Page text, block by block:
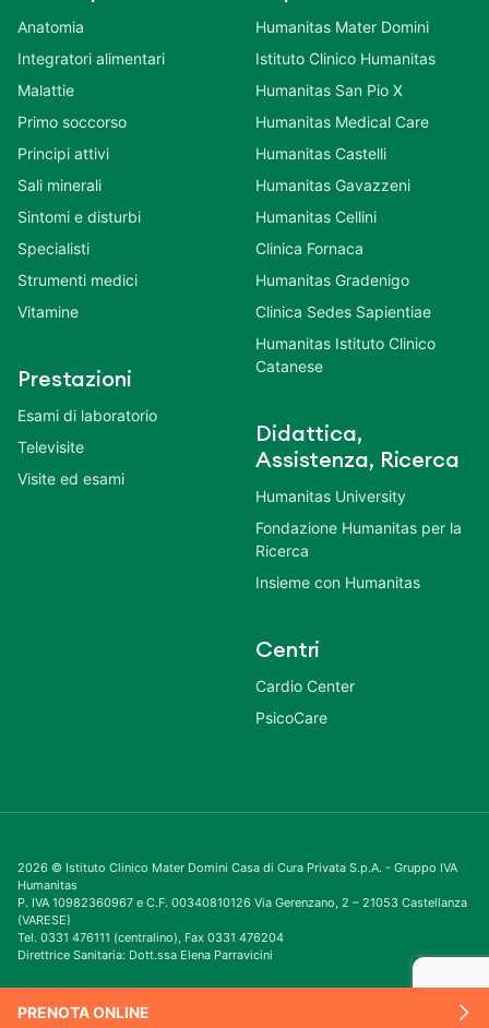
PRENOTA ONLINE
Anatomia
Integratori alimentari
Malattie
Primo soccorso
Principi attivi
Sali minerali
Sintomi e disturbi
Specialisti
Strumenti medici
Vitamine
Prestazioni
Esami di laboratorio
Televisite
Visite ed esami
Humanitas Mater Domini
Istituto Clinico Humanitas
Humanitas San Pio X
Humanitas Medical Care
Humanitas Castelli
Humanitas Gavazzeni
Humanitas Cellini
Clinica Fornaca
Humanitas Gradenigo
Clinica Sedes Sapientiae
Humanitas Istituto Clinico
Catanese
Didattica,
Assistenza, Ricerca
Humanitas University
Fondazione Humanitas per la
Ricerca
Insieme con Humanitas
Centri
Cardio Center
PsicoCare
2026 © Istituto Clinico Mater Domini Casa di Cura Privata S.p.A. - Gruppo IVA
Humanitas
P. IVA 10982360967 e C.F. 00340810126 Via Gerenzano, 2 – 21053 Castellanza
(VARESE)
Tel. 0331 476111 (centralino), Fax 0331 476204
Direttrice Sanitaria: Dott.ssa Elena Parravicini